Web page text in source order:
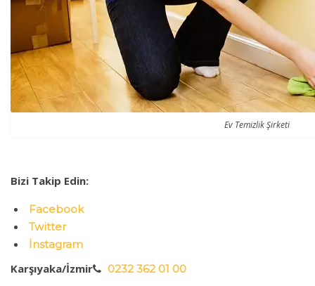
Ev Temizlik Şirketi
Bizi Takip Edin:
Facebook
Twitter
İnstagram
Karşıyaka/İzmir 0232 362 01 00